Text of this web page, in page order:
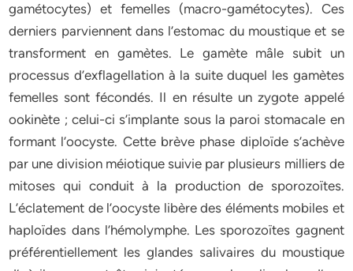
gamétocytes) et femelles (macro-gamétocytes). Ces
derniers parviennent dans l’estomac du moustique et se
transforment en gamètes. Le gamète mâle subit un
processus d’exflagellation à la suite duquel les gamètes
femelles sont fécondés. Il en résulte un zygote appelé
ookinète ; celui-ci s’implante sous la paroi stomacale en
formant l’oocyste. Cette brève phase diploïde s’achève
par une division méiotique suivie par plusieurs milliers de
mitoses qui conduit à la production de sporozoïtes.
L’éclatement de l’oocyste libère des éléments mobiles et
haploïdes dans l’hémolymphe. Les sporozoïtes gagnent
préférentiellement les glandes salivaires du moustique